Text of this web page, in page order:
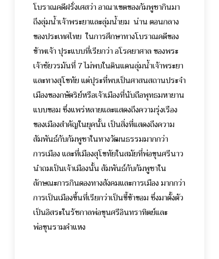
โบราณคดีฝรั่งเศสว่า อาณาเขตของกัมพูชากินมา
ถึงลุ่มน้ำเจ้าพระยาและลุ่มน้ำยม น่าน ตอนกลาง
ของประเทศไทย ในการศึกษาทางโบราณคดีของ
ข้าพเจ้า ปุระแบบที่เรียกว่า อโรคยาศาล ของพระ
เจ้าชัยวรมันที่ 7 ไม่พบในดินแดนลุ่มน้ำเจ้าพระยา
และทางสุโขทัย แต่ปุระที่พบเป็นศาสนสถานประจำ
เมืองของกษัตริย์หรือเจ้าเมืองที่นับถือพุทธมหายาน
แบบขอม ซึ่งแพร่หลายและแสดงถึงความรุ่งเรือง
ของเมืองสำคัญในยุคนั้น เป็นสิ่งที่แสดงถึงความ
สัมพันธ์กับกัมพูชาในทางวัฒนธรรมมากกว่า
การเมือง และที่เมืองสุโขทัยในสมัยที่พ่อขุนศรีนาว
นำถมเป็นเจ้าเมืองนั้น สัมพันธ์กับกัมพูชาใน
ลักษณะการกินดองทางสังคมและการเมือง มากกว่า
การเป็นเมืองขึ้นที่เรียกว่าเป็นขี้ข้าขอม ซึ่งมาตั้งตัว
เป็นอิสระในรัชกาลพ่อขุนศรีอินทราทิตย์และ
พ่อขุนรามคำแหง